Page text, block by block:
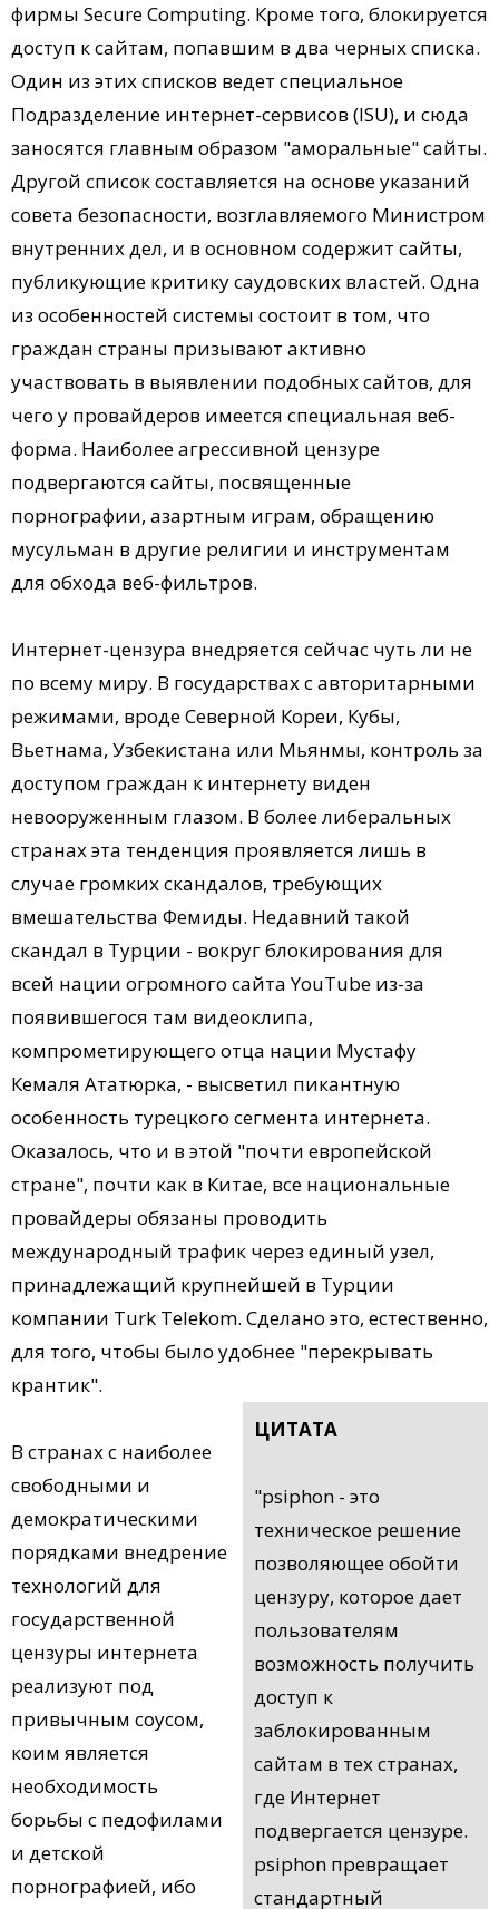
фирмы Secure Computing. Кроме того, блокируется
доступ к сайтам, попавшим в два черных списка.
Один из этих списков ведет специальное
Подразделение интернет-сервисов (ISU), и сюда
заносятся главным образом "аморальные" сайты.
Другой список составляется на основе указаний
совета безопасности, возглавляемого Министром
внутренних дел, и в основном содержит сайты,
публикующие критику саудовских властей. Одна
из особенностей системы состоит в том, что
граждан страны призывают активно
участвовать в выявлении подобных сайтов, для
чего у провайдеров имеется специальная веб-
форма. Наиболее агрессивной цензуре
подвергаются сайты, посвященные
порнографии, азартным играм, обращению
мусульман в другие религии и инструментам
для обхода веб-фильтров.
Интернет-цензура внедряется сейчас чуть ли не
по всему миру. В государствах с авторитарными
режимами, вроде Северной Кореи, Кубы,
Вьетнама, Узбекистана или Мьянмы, контроль за
доступом граждан к интернету виден
невооруженным глазом. В более либеральных
странах эта тенденция проявляется лишь в
случае громких скандалов, требующих
вмешательства Фемиды. Недавний такой
скандал в Турции - вокруг блокирования для
всей нации огромного сайта YouTube из-за
появившегося там видеоклипа,
компрометирующего отца нации Мустафу
Кемаля Ататюрка, - высветил пикантную
особенность турецкого сегмента интернета.
Оказалось, что и в этой "почти европейской
стране", почти как в Китае, все национальные
провайдеры обязаны проводить
международный трафик через единый узел,
принадлежащий крупнейшей в Турции
компании Turk Telekom. Сделано это, естественно,
для того, чтобы было удобнее "перекрывать
крантик".
ЦИТАТА
"рsiphon - это
техническое решение
позволяющее обойти
цензуру, которое дает
пользователям
возможность получить
доступ к
заблокированным
сайтам в тех странах,
где Интернет
подвергается цензуре.
psiphon превращает
стандартный
В странах с наиболее
свободными и
демократическими
порядками внедрение
технологий для
государственной
цензуры интернета
реализуют под
привычным соусом,
коим является
необходимость
борьбы с педофилами
и детской
порнографией, ибо